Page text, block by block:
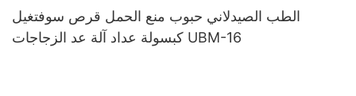
الطب الصيدلاني حبوب منع الحمل قرص سوفتغيل
كبسولة عداد آلة عد الزجاجات UBM-16